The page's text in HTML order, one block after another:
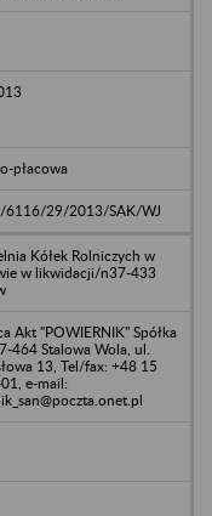
płacowa
6116/29/2013/SAK/WJ
Kółek Rolniczych w
w likwidacji/n37-433
Akt "POWIERNIK" Spółka
464 Stalowa Wola, ul.
13, Tel/fax: +48 15
e-mail: